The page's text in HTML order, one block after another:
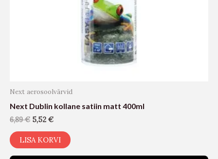
Next aerosoolvärvid
Next Dublin kollane satiin matt 400ml
6,89€ 5,52 €
LISA KORVI